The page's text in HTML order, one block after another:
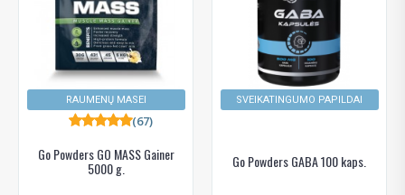
RAUMENŲ MASEI
Go Powders GO MASS Gainer
5000 g.
(67)
SVEIKATINGUMO PAPILDAI
Go Powders GABA 100 kaps.